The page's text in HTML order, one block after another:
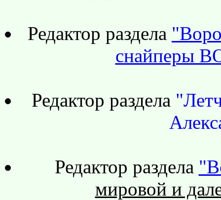
Редактор раздела
снайперы
Редактор раздела
Редактор раздела
мировой и